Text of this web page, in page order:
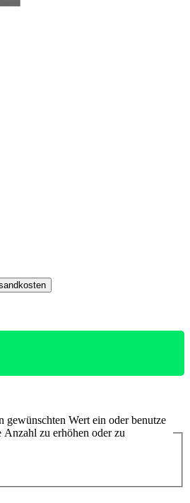
Wert ein oder benutze
zu erhöhen oder zu